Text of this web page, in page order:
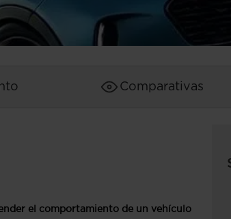
Comparativas
el comportamiento de un vehículo